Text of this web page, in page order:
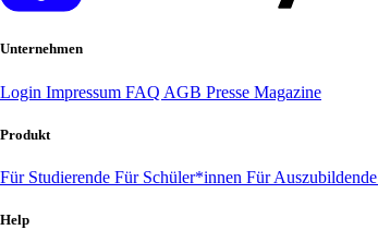
Unternehmen
Login Impressum FAQ AGB Presse Magazine
Produkt
Für Studierende Für Schüler*innen Für Auszubildende
Help